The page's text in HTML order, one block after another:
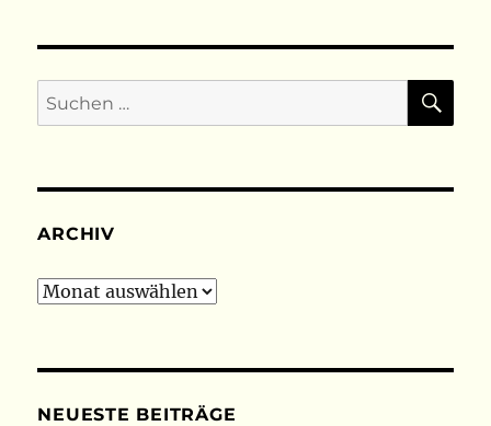
Suchen
nach:
ARCHIV
Archiv
NEUESTE BEITRÄGE